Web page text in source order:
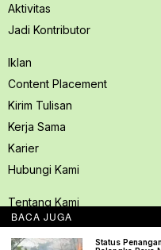
Aktivitas
Jadi Kontributor
Iklan
Content Placement
Kirim Tulisan
Kerja Sama
Karier
Hubungi Kami
Tentang Kami
Redaksi PerspektifSpace
Kode Etik Jurnalistik
BACA JUGA
Status